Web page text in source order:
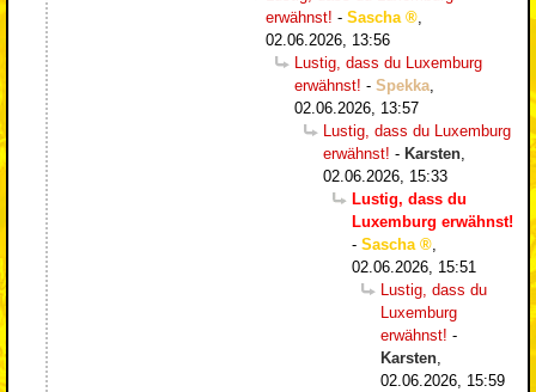
erwähnst! - Sascha
02.06.2026, 13:56
Lustig, dass du Luxemburg
erwähnst! - Spekka
02.06.2026, 13:57
Lustig, dass du Luxemburg
erwähnst! - Karsten
02.06.2026, 15:33
Lustig, dass du
Luxemburg erwähnst!
- Sascha
02.06.2026, 15:51
Lustig, dass du
Luxemburg
erwähnst! -
Karsten
02.06.2026, 15:59